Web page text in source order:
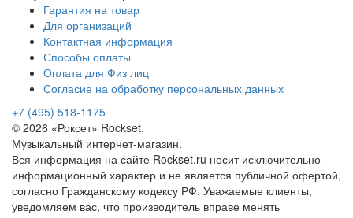
Гарантия на товар
Для организаций
Контактная информация
Способы оплаты
Оплата для Физ лиц
Согласие на обработку персональных данных
+7 (495) 518-1175
© 2026 «Роксет» Rockset.
Музыкальный интернет-магазин.
Вся информация на сайте Rockset.ru носит исключительно
информационный характер и не является публичной офертой,
согласно Гражданскому кодексу РФ. Уважаемые клиенты,
уведомляем вас, что производитель вправе менять